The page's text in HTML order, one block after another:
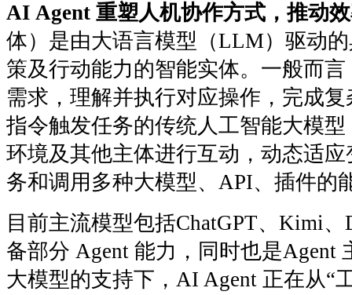
AI Agent 重塑人机协作方式，推动
体）是由大语言模型（LLM）驱动
策及行动能力的智能实体。一般而
需求，理解并执行对应操作，完成
指令触发任务的传统人工智能大模
环境及其他主体进行互动，动态适
务和调用多种大模型、API、插件的
目前主流模型包括ChatGPT、Kimi、
备部分 Agent 能力，同时也是Agent
大模型的支持下，AI Agent 正在从“